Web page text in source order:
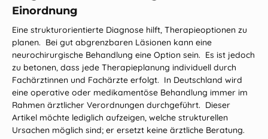
Einordnung
Eine strukturorientierte Diagnose hilft, Therapieoptionen zu
planen. Bei gut abgrenzbaren Läsionen kann eine
neurochirurgische Behandlung eine Option sein. Es ist jedoch
zu betonen, dass jede Therapieplanung individuell durch
Fachärztinnen und Fachärzte erfolgt. In Deutschland wird
eine operative oder medikamentöse Behandlung immer im
Rahmen ärztlicher Verordnungen durchgeführt. Dieser
Artikel möchte lediglich aufzeigen, welche strukturellen
Ursachen möglich sind; er ersetzt keine ärztliche Beratung.